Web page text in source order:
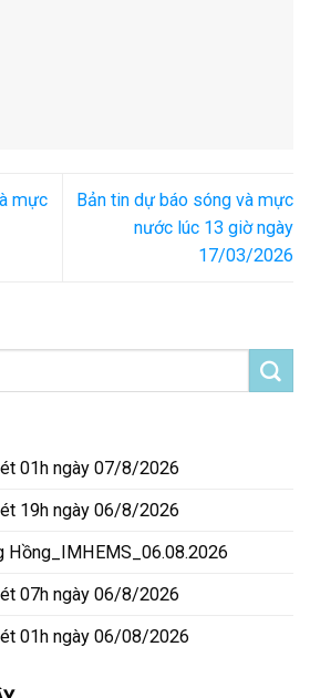
mực
Bản tin dự báo sóng và mực
nước lúc 13 giờ ngày
17/03/2026
01h ngày 07/8/2026
19h ngày 06/8/2026
Hồng_IMHEMS_06.08.2026
07h ngày 06/8/2026
01h ngày 06/08/2026